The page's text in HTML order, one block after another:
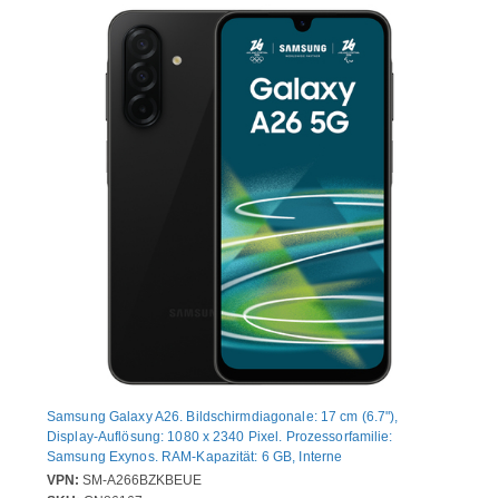
Samsung Galaxy A26. Bildschirmdiagonale: 17 cm (6.7"),
Display-Auflösung: 1080 x 2340 Pixel. Prozessorfamilie:
Samsung Exynos. RAM-Kapazität: 6 GB, Interne
Speicherkapazität: 128 GB. Auflösung Rückkamera (numerisch):
VPN: SM-A266BZKBEUE